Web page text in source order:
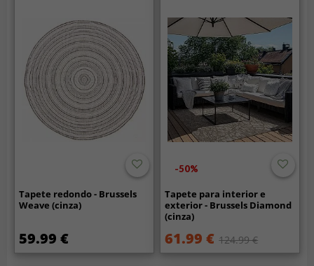
Tapete redondo - Brussels
Weave (cinza)
59.99 €
-50%
Tapete para interior e
exterior - Brussels Diamond
(cinza)
61.99 € 124.99 €